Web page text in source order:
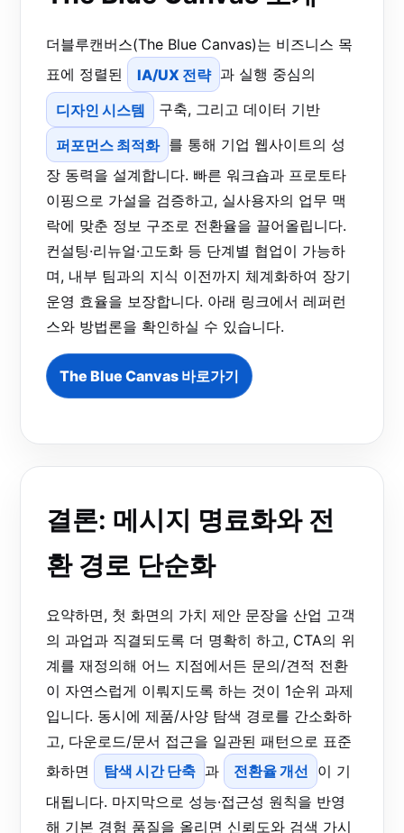
더블루캔버스(The Blue Canvas)는 비즈니스 목
표에 정렬된
IA/UX 전략 과 실행 중심의
디자인 시스템
구축, 그리고 데이터 기반
퍼포먼스 최적화 를 통해 기업 웹사이트의 성
장 동력을 설계합니다. 빠른 워크숍과 프로토타
이핑으로 가설을 검증하고, 실사용자의 업무 맥
락에 맞춘 정보 구조로 전환율을 끌어올립니다.
컨설팅·리뉴얼·고도화 등 단계별 협업이 가능하
며, 내부 팀과의 지식 이전까지 체계화하여 장기
운영 효율을 보장합니다. 아래 링크에서 레퍼런
스와 방법론을 확인하실 수 있습니다.
The Blue Canvas 바로가기
결론: 메시지 명료화와 전
환 경로 단순화
요약하면, 첫 화면의 가치 제안 문장을 산업 고객
의 과업과 직결되도록 더 명확히 하고, CTA의 위
계를 재정의해 어느 지점에서든 문의/견적 전환
이 자연스럽게 이뤄지도록 하는 것이 1순위 과제
입니다. 동시에 제품/사양 탐색 경로를 간소화하
고, 다운로드/문서 접근을 일관된 패턴으로 표준
화하면
탐색 시간 단축 과 전환율 개선 이 기
대됩니다. 마지막으로 성능·접근성 원칙을 반영
해 기본 경험 품질을 올리면 신뢰도와 검색 가시